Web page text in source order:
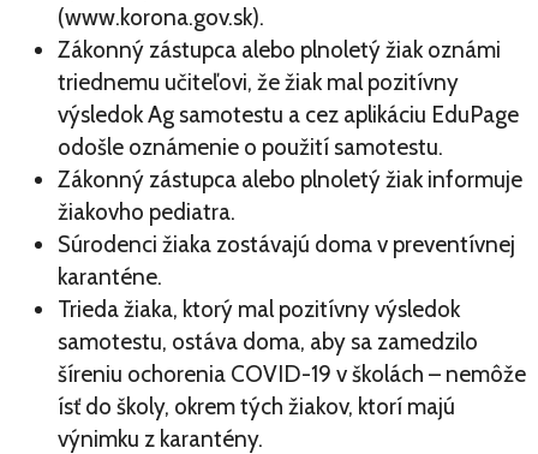
(www.korona.gov.sk).
Zákonný zástupca alebo plnoletý žiak oznámi
triednemu učiteľovi, že žiak mal pozitívny
výsledok Ag samotestu a cez aplikáciu EduPage
odošle oznámenie o použití samotestu.
Zákonný zástupca alebo plnoletý žiak informuje
žiakovho pediatra.
Súrodenci žiaka zostávajú doma v preventívnej
karanténe.
Trieda žiaka, ktorý mal pozitívny výsledok
samotestu, ostáva doma, aby sa zamedzilo
šíreniu ochorenia COVID-19 v školách – nemôže
ísť do školy, okrem tých žiakov, ktorí majú
výnimku z karantény.